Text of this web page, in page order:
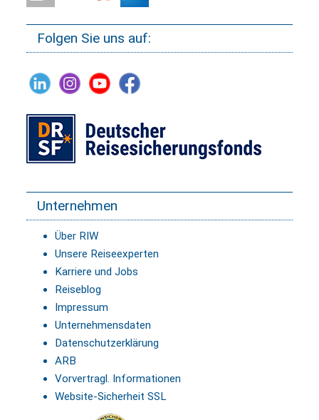
Folgen Sie uns auf:
Unternehmen
Über RIW
Unsere Reiseexperten
Karriere und Jobs
Reiseblog
Impressum
Unternehmensdaten
Datenschutzerklärung
ARB
Vorvertragl. Informationen
Website-Sicherheit SSL